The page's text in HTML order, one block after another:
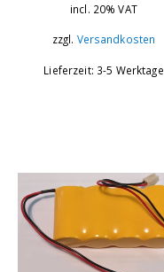
incl. 20% VAT
zzgl. Versandkosten
Lieferzeit: 3-5 Werktage